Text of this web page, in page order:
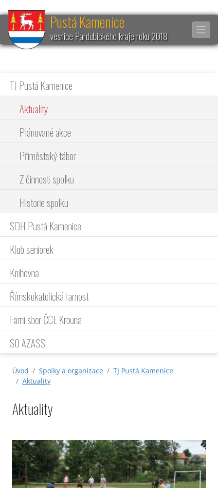
Pustá Kamenice
vesnice Pardubického kraje roku 2018
TJ Pustá Kamenice
Aktuality
Plánované akce
Příměstský tábor
Z činnosti spolku
Historie spolku
SDH Pustá Kamenice
Klub seniorek
Knihovna
Římskokatolická farnost
Farní sbor ČCE Krouna
SO AZASS
Úvod Spolky a organizace
TJ Pustá Kamenice
Aktuality
Aktuality